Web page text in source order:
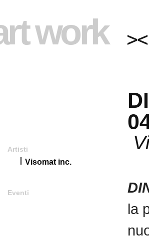
work
Artisti
Visomat inc.
Eventi
la